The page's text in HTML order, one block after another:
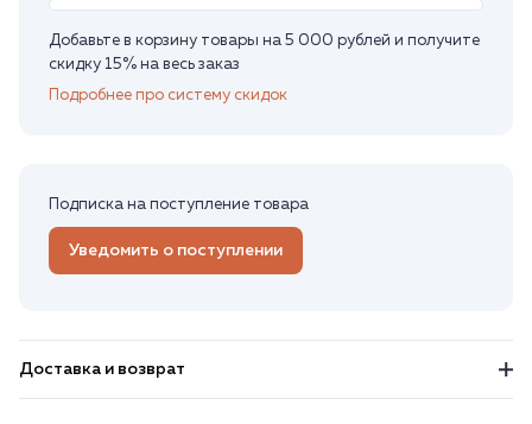
Добавьте в корзину товары на 5 000 рублей и получите
скидку 15% на весь заказ
Подробнее про систему скидок
Подписка на поступление товара
Уведомить о поступлении
Доставка и возврат